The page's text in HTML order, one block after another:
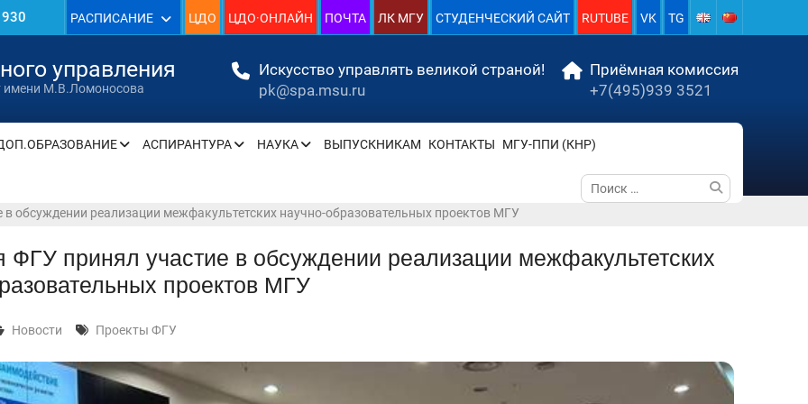
—
—
—
—
—
РАСПИСАНИЕ ЦДО ЦДО·ОНЛАЙН ПОЧТА ЛК МГУ СТУДЕНЧЕСКИЙ САЙТ RUTUBE VK TG
управления
имени М.В.Ломоносова
Искусство управлять великой страной!
pk@spa.msu.ru
Приёмная комиссия
+7(495)939 3521
АСПИРАНТУРА НАУКА ВЫПУСКНИКАМ КОНТАКТЫ МГУ-ППИ (КНР)
Поиск
по:
обсуждении реализации межфакультетских научно-образовательных проектов МГУ
ФГУ принял участие в обсуждении реализации межфакультетских
проектов МГУ
Новости Проекты ФГУ